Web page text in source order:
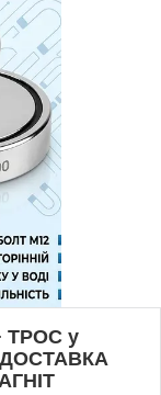
ТРОС у